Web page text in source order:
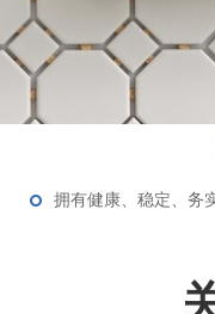
拥有健康、稳定、务